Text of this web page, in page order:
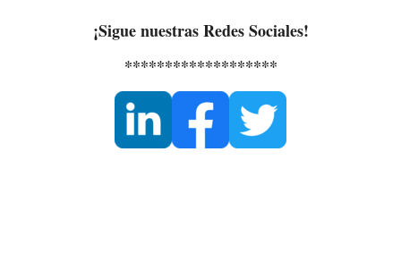
¡Sigue nuestras Redes Sociales!
*******************